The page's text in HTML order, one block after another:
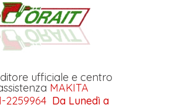
ufficiale e centro
MAKITA
2259964 Da Lunedì a